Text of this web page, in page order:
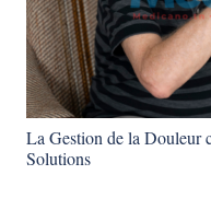
La Gestion de la Douleur
Solutions